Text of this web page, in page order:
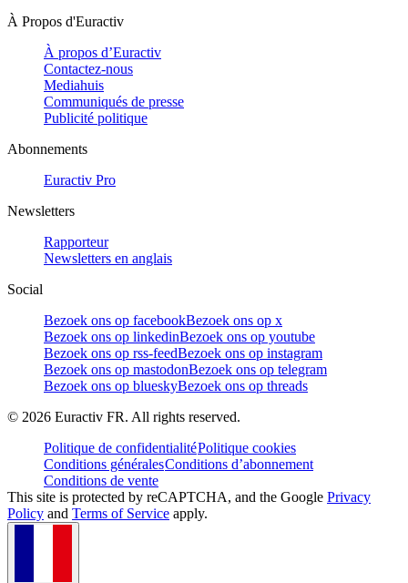
À Propos d'Euractiv
À propos d’Euractiv
Contactez-nous
Mediahuis
Communiqués de presse
Publicité politique
Abonnements
Euractiv Pro
Newsletters
Rapporteur
Newsletters en anglais
Social
Bezoek ons op facebookBezoek ons op x
Bezoek ons op linkedinBezoek ons op youtube
Bezoek ons op rss-feedBezoek ons op instagram
Bezoek ons op mastodonBezoek ons op telegram
Bezoek ons op blueskyBezoek ons op threads
© 2026 Euractiv FR. All rights reserved.
Politique de confidentialitéPolitique cookies
Conditions généralesConditions d’abonnement
Conditions de vente
This site is protected by reCAPTCHA, and the Google Privacy
Policy and Terms of Service apply.